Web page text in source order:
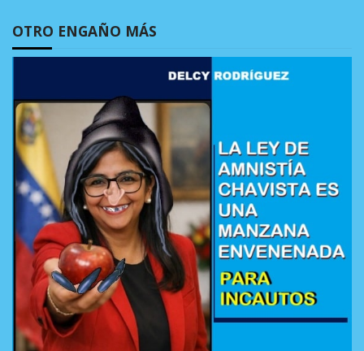
OTRO ENGAÑO MÁS